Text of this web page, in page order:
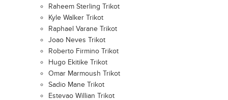
Raheem Sterling Trikot
Kyle Walker Trikot
Raphael Varane Trikot
Joao Neves Trikot
Roberto Firmino Trikot
Hugo Ekitike Trikot
Omar Marmoush Trikot
Sadio Mane Trikot
Estevao Willian Trikot